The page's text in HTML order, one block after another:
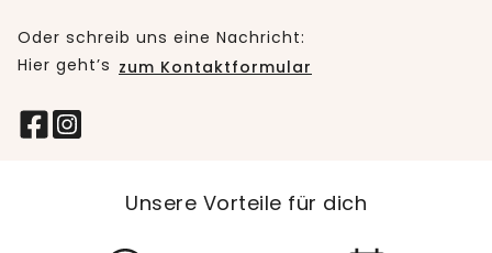
Oder schreib uns eine Nachricht:
Hier geht’s zum Kontaktformular
Unsere Vorteile für dich